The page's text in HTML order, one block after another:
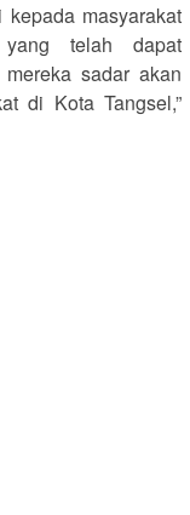
masyarakat
telah dapat
sadar akan
di Kota Tangsel,”